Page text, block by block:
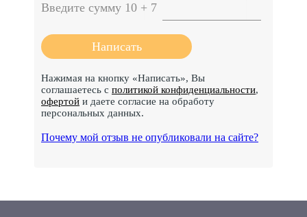
Введите сумму 10 + 7
Нажимая на кнопку «Написать», Вы
соглашаетесь с политикой конфиденциальности,
офертой и даете согласие на обработу
персональных данных.
Почему мой отзыв не опубликовали на сайте?